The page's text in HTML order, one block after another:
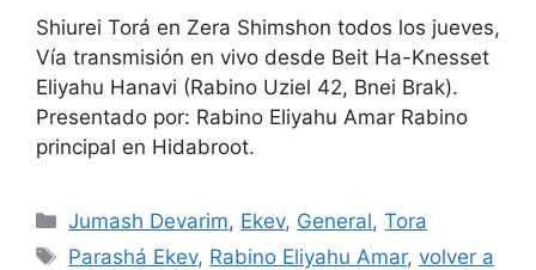
Shiurei Torá en Zera Shimshon todos los jueves,
Vía transmisión en vivo desde Beit Ha-Knesset
Eliyahu Hanavi (Rabino Uziel 42, Bnei Brak).
Presentado por: Rabino Eliyahu Amar Rabino
principal en Hidabroot.
Jumash Devarim, Ekev, General,Tora
Parashá Ekev, Rabino Eliyahu Amar,volver a